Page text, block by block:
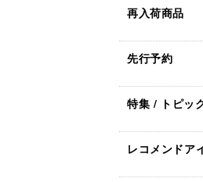
再入荷商品
先行予約
特集 / トピッ
レコメンドア